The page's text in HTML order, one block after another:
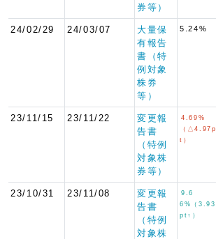
券等）
24/02/29 24/03/07
大量保
有報告
書（特
例対象
株券
等）
5.24%
23/11/15 23/11/22
変更報
告書
（特例
対象株
券等）
4.69%
（△4.97p
t）
23/10/31 23/11/08
変更報
告書
（特例
対象株
9.6
6%（3.93
pt↑）